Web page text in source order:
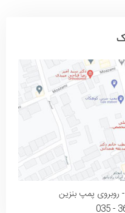
روبروی پمپ بنزین